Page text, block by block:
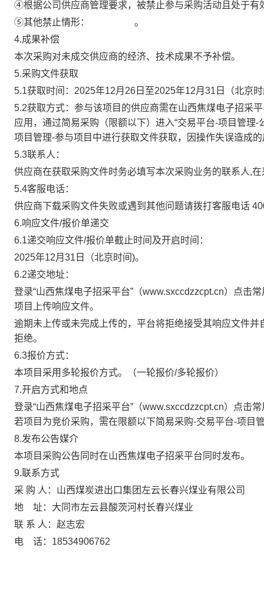
④根据公司供应商管理要求，被禁止参与采购活动且处于有
⑤其他禁止情形：
。
4.成果补偿
本次采购对未成交供应商的经济、技术成果不予补偿。
5.采购文件获取
5.1获取时间： 2025年12月 26 日至2025年12月 31 日
（北京
5.2获取方式：参与该项目的供应商需在山西焦煤电子招采
应用，通过简易采购（限额以下）进入“交易平台-项目管理
项目管理-参与项目中进行获取文件获取，因操作失误造成
5.3联系人：
供应商在获取采购文件时务必填写本次采购业务的联系人,
5.4客服电话：
供应商下载采购文件失败或遇到其他问题请拨打客服电话
6.响应文件/报价单递交
6.1递交响应文件/报价单截止时间及开启时间：
2025年12月 31 日 （北京时间)。
6.2递交地址：
登录“山西焦煤电子招采平台”（www.sxccdzzcpt.cn）点击
项目
上传响应文件。
逾期未上传或未完成上传的，平台将拒绝接受其响应文件
拒绝。
6.3报价方式：
本项目采用多轮报价方式。（一轮报价/多轮报价）
7.开启方式和地点
登录“山西焦煤电子招采平台”（www.sxccdzzcpt.cn）点击
若项目为竞价采购，需在限额以下简易采购-交易平台-项目
8.发布公告媒介
本项目采购公告同时在山西焦煤电子招采平台同时发布。
9.联系方式
采 购 人：山西煤炭进出口集团左云长春兴煤业有限公司
地 址： 大同市左云县酸茨河村长春兴煤业
联 系 人： 赵志宏
电 话： 18534906762